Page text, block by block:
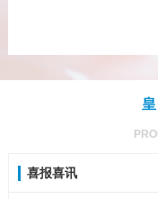
喜报喜讯